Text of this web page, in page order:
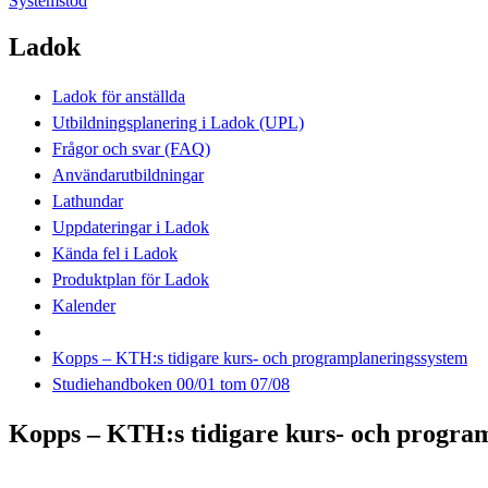
Ladok
Ladok för anställda
Utbildningsplanering i Ladok (UPL)
Frågor och svar (FAQ)
Användarutbildningar
Lathundar
Uppdateringar i Ladok
Kända fel i Ladok
Produktplan för Ladok
Kalender
Kopps – KTH:s tidigare kurs- och programplaneringssystem
Studiehandboken 00/01 tom 07/08
Kopps – KTH:s tidigare kurs- och